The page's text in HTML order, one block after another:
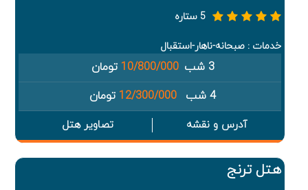
5 ستاره
خدمات : صبحانه-ناهار-استقبال
3 شب 10/800/000 تومان
4 شب
12/300/000 تومان
آدرس و نقشه تصاویر هتل
هتل ترنج